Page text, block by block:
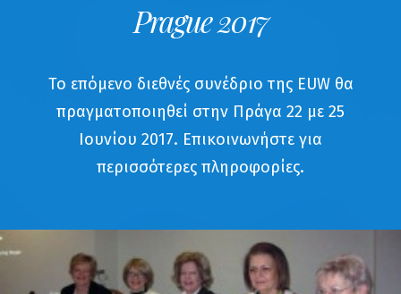
Prague 2017
Το επόμενο διεθνές συνέδριο της EUW θα
πραγματοποιηθεί στην Πράγα 22 με 25
Ιουνίου 2017. Επικοινωνήστε για
περισσότερες πληροφορίες.